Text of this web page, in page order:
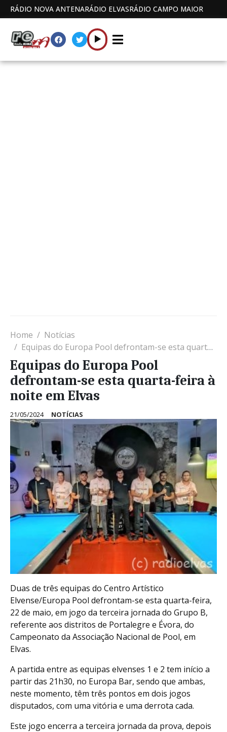
RÁDIO NOVA ANTENARÁDIO ELVASRÁDIO CAMPO MAIOR
Home
Notícias
Equipas do Europa Pool defrontam-se esta quarta-feira à noite em Elvas
Equipas do Europa Pool
defrontam-se esta quarta-feira à
noite em Elvas
21/05/2024 NOTÍCIAS
Duas de três equipas do Centro Artístico
Elvense/Europa Pool defrontam-se esta quarta-feira,
22 de maio, em jogo da terceira jornada do Grupo B,
referente aos distritos de Portalegre e Évora, do
Campeonato da Associação Nacional de Pool, em
Elvas.
A partida entre as equipas elvenses 1 e 2 tem início a
partir das 21h30, no Europa Bar, sendo que ambas,
neste momento, têm três pontos em dois jogos
disputados, com uma vitória e uma derrota cada.
Este jogo encerra a terceira jornada da prova, depois